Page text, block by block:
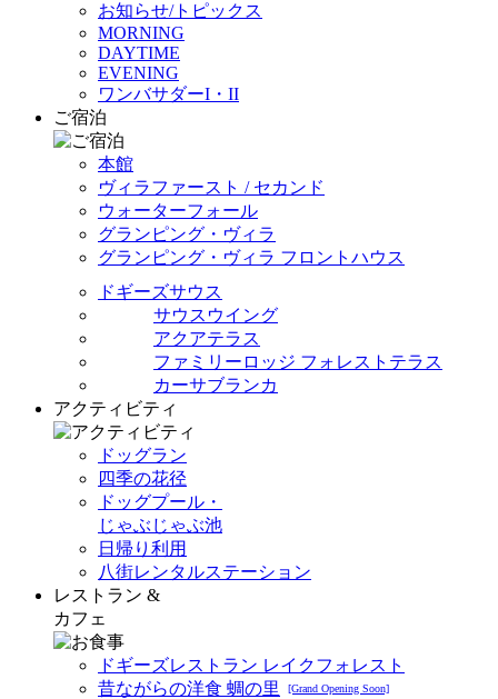
お知らせ/トピックス
MORNING
DAYTIME
EVENING
ワンバサダーI・II
ご宿泊
本館
ヴィラファースト / セカンド
ウォーターフォール
グランピング・ヴィラ
グランピング・ヴィラ フロントハウス
ドギーズサウス
サウスウイング
アクアテラス
ファミリーロッジ フォレストテラス
カーサブランカ
アクティビティ
ドッグラン
四季の花径
ドッグプール・
じゃぶじゃぶ池
日帰り利用
八街レンタルステーション
レストラン &
カフェ
ドギーズレストラン レイクフォレスト
昔ながらの洋食 蜩の里
[Grand Opening Soon]